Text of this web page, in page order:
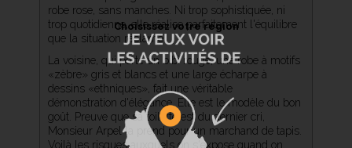
robe rose, sans manches. Ni trop sophistiquée, ni
trop quotidienne, elle réalise parfaitement l'équilibre
que la situation réclame.
La voisine, qui porte un bibi rouge, une robe à motifs
«zèbre» gris et blancs et une large écharpe à
dessins «ethniques», fait une véritable
démonstration d'élégance. Elle est le modèle du bon
goût. Preuve que sa toilette est du dernier cri,
Monsieur Arpel la prend pour un marchand de tapis.
Voilà les risques auxquels on s'expose quand on
Choisissez votre région